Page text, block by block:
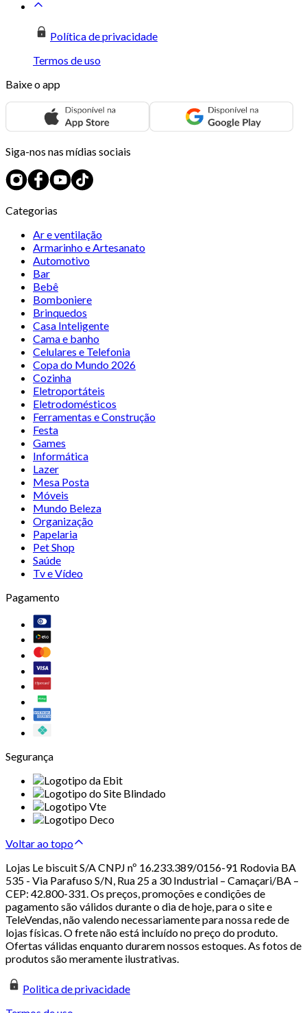
Política de privacidade
Termos de uso
Baixe o app
Siga-nos nas mídias sociais
Categorias
Ar e ventilação
Armarinho e Artesanato
Automotivo
Bar
Bebê
Bomboniere
Brinquedos
Casa Inteligente
Cama e banho
Celulares e Telefonia
Copa do Mundo 2026
Cozinha
Eletroportáteis
Eletrodomésticos
Ferramentas e Construção
Festa
Games
Informática
Lazer
Mesa Posta
Móveis
Mundo Beleza
Organização
Papelaria
Pet Shop
Saúde
Tv e Vídeo
Pagamento
Segurança
Voltar ao topo
Lojas Le biscuit S/A CNPJ nº 16.233.389/0156-91 Rodovia BA
535 - Via Parafuso S/N, Rua 25 a 30 Industrial – Camaçari/BA –
CEP: 42.800-331. Os preços, promoções e condições de
pagamento são válidos durante o dia de hoje, para o site e
TeleVendas, não valendo necessariamente para nossa rede de
lojas físicas. O frete não está incluído no preço do produto.
Ofertas válidas enquanto durarem nossos estoques. As fotos de
produtos são meramente ilustrativas.
Politica de privacidade